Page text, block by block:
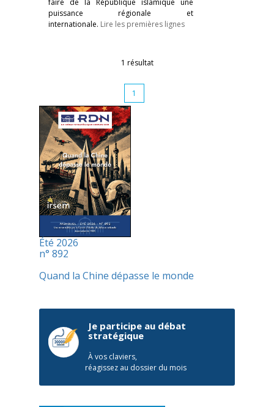
faire de la République islamique une
puissance régionale et
internationale. Lire les premières lignes
1 résultat
1
Été 2026
n° 892
Quand la Chine dépasse le monde
Je participe au débat
stratégique
À vos claviers,
réagissez au dossier du mois